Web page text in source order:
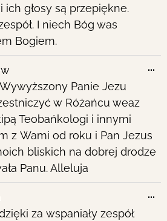
ich głosy są przepiękne.
I niech Bóg was
Bogiem.
Panie Jezu
w Różańcu weaz
Teobańkologi i innymi
z Wami od roku i Pan Jezus
bliskich na dobrej drodze
Panu. Alleluja
...
za wspaniały zespół
...